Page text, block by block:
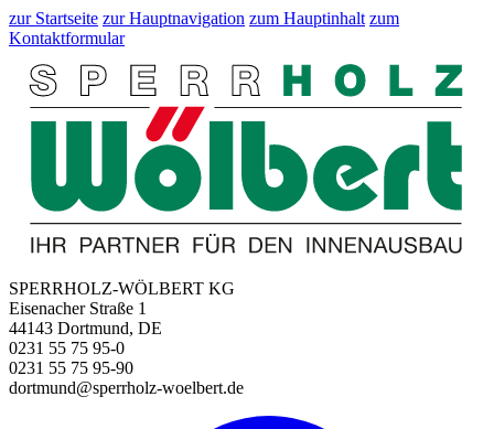
zur Startseite zur Hauptnavigation zum Hauptinhalt zum
Kontaktformular
SPERRHOLZ-WÖLBERT KG
Eisenacher Straße 1
44143 Dortmund, DE
0231 55 75 95-0
0231 55 75 95-90
dortmund@sperrholz-woelbert.de